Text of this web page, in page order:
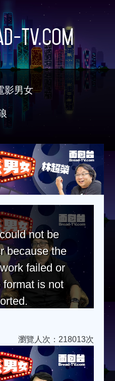
TV.com
影男女
not be
because the
failed or
is not
瀏覽人次：218013次